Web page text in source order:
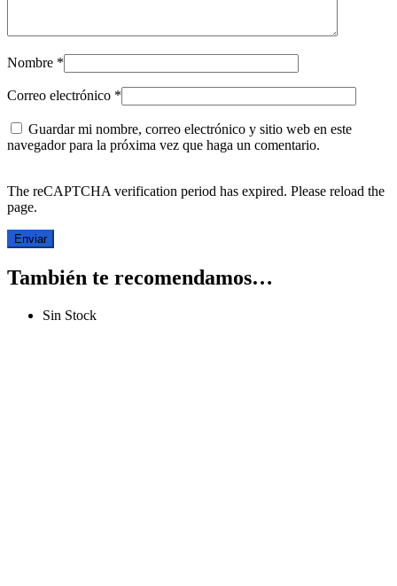
Nombre *
Correo electrónico *
Guardar mi nombre, correo electrónico y sitio web en este
navegador para la próxima vez que haga un comentario.
The reCAPTCHA verification period has expired. Please reload the
page.
También te recomendamos…
Sin Stock